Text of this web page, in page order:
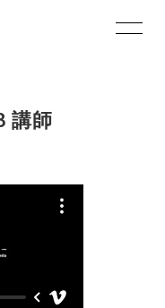
講師